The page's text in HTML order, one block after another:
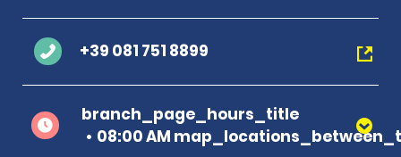
+39 081 751 8899
branch_page_hours_title
08:00 AM